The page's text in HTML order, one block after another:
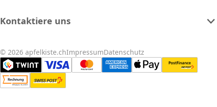
Kontaktiere uns
© 2026 apfelkiste.chImpressumDatenschutz